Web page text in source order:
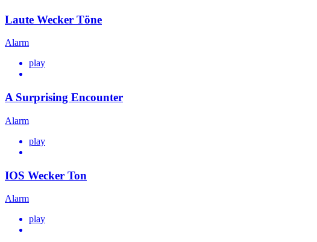
Laute Wecker Töne
Alarm
play
A Surprising Encounter
Alarm
play
IOS Wecker Ton
Alarm
play